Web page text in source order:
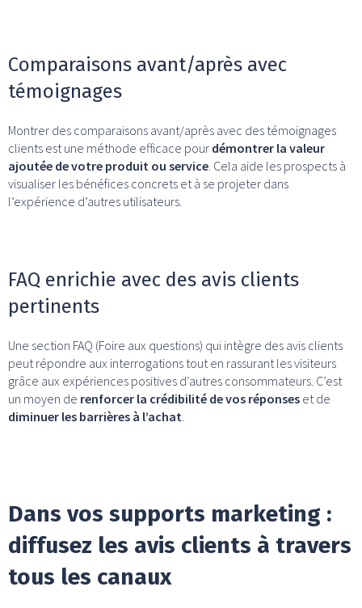
Comparaisons avant/après avec
témoignages
Montrer des comparaisons avant/après avec des témoignages
clients est une méthode efficace pour démontrer la valeur
ajoutée de votre produit ou service . Cela aide les prospects à
visualiser les bénéfices concrets et à se projeter dans
l’expérience d’autres utilisateurs.
FAQ enrichie avec des avis clients
pertinents
Une section FAQ (Foire aux questions) qui intègre des avis clients
peut répondre aux interrogations tout en rassurant les visiteurs
grâce aux expériences positives d’autres consommateurs. C’est
un moyen de renforcer la crédibilité de vos réponses et de
diminuer les barrières à l’achat
Dans vos supports marketing :
diffusez les avis clients à travers
tous les canaux